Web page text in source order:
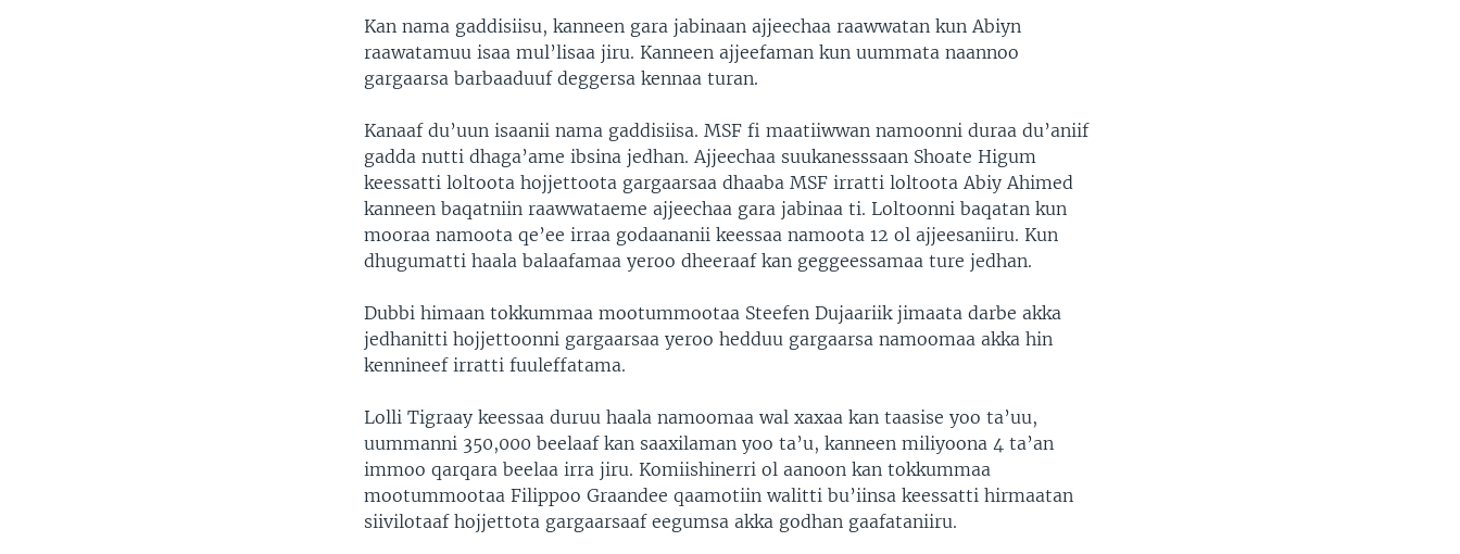
Kan nama gaddisiisu, kanneen gara jabinaan ajjeechaa raawwatan kun Abiyn
raawatamuu isaa mul’lisaa jiru. Kanneen ajjeefaman kun uummata naannoo
gargaarsa barbaaduuf deggersa kennaa turan.
Kanaaf du’uun isaanii nama gaddisiisa. MSF fi maatiiwwan namoonni duraa du’aniif
gadda nutti dhaga’ame ibsina jedhan. Ajjeechaa suukanesssaan Shoate Higum
keessatti loltoota hojjettoota gargaarsaa dhaaba MSF irratti loltoota Abiy Ahimed
kanneen baqatniin raawwataeme ajjeechaa gara jabinaa ti. Loltoonni baqatan kun
mooraa namoota qe’ee irraa godaananii keessaa namoota 12 ol ajjeesaniiru. Kun
dhugumatti haala balaafamaa yeroo dheeraaf kan geggeessamaa ture jedhan.
Dubbi himaan tokkummaa mootummootaa Steefen Dujaariik jimaata darbe akka
jedhanitti hojjettoonni gargaarsaa yeroo hedduu gargaarsa namoomaa akka hin
kennineef irratti fuuleffatama.
Lolli Tigraay keessaa duruu haala namoomaa wal xaxaa kan taasise yoo ta’uu,
uummanni 350,000 beelaaf kan saaxilaman yoo ta’u, kanneen miliyoona 4 ta’an
immoo qarqara beelaa irra jiru. Komiishinerri ol aanoon kan tokkummaa
mootummootaa Filippoo Graandee qaamotiin walitti bu’iinsa keessatti hirmaatan
siivilotaaf hojjettota gargaarsaaf eegumsa akka godhan gaafataniiru.